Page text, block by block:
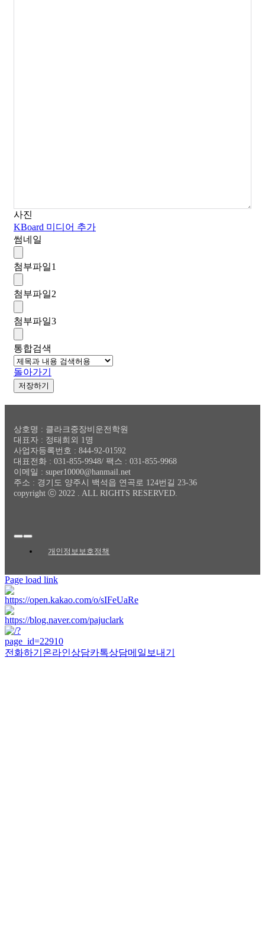
사진
KBoard 미디어 추가
썸네일
첨부파일1
첨부파일2
첨부파일3
통합검색
돌아가기
저장하기
상호명 : 클라크중장비운전학원
대표자 : 정태희외 1명
사업자등록번호 : 844-92-01592
대표전화 : 031-855-9948/ 팩스 : 031-855-9968
이메일 : super10000@hanmail.net
주소 : 경기도 양주시 백석읍 연곡로 124번길 23-36
copyright ⓒ 2022 . ALL RIGHTS RESERVED.
Toggle
Navigation개인정보보호정책
Page load link
전화하기 온라인상담카톡상담메일보내기